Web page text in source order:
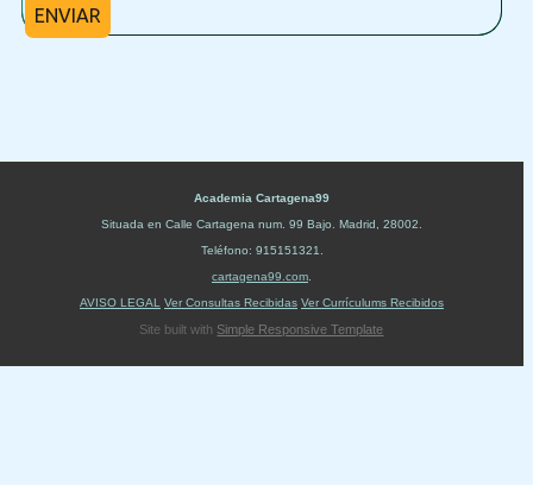
ENVIAR
Academia Cartagena99
Situada en Calle Cartagena num. 99 Bajo Madrid 28002
Teléfono: 915151321
cartagena99.com
AVISO LEGAL
Ver Consultas Recibidas Ver Currículums Recibidos
Site built with Simple Responsive Template